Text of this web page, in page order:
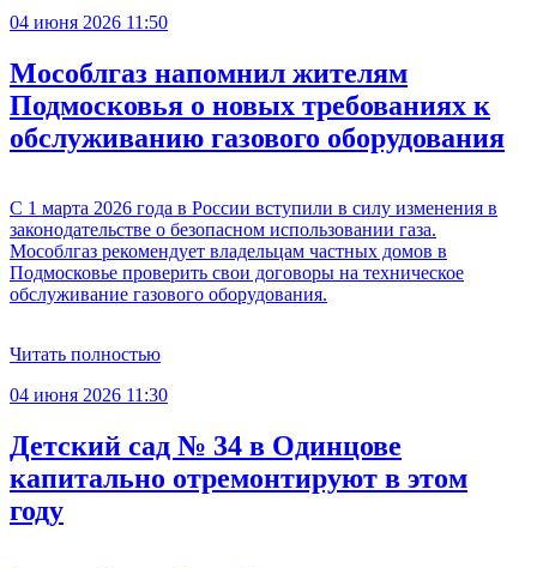
04 июня 2026 11:50
Мособлгаз напомнил жителям
Подмосковья о новых требованиях к
обслуживанию газового оборудования
С 1 марта 2026 года в России вступили в силу изменения в
законодательстве о безопасном использовании газа.
Мособлгаз рекомендует владельцам частных домов в
Подмосковье проверить свои договоры на техническое
обслуживание газового оборудования.
Читать полностью
04 июня 2026 11:30
Детский сад № 34 в Одинцове
капитально отремонтируют в этом
году